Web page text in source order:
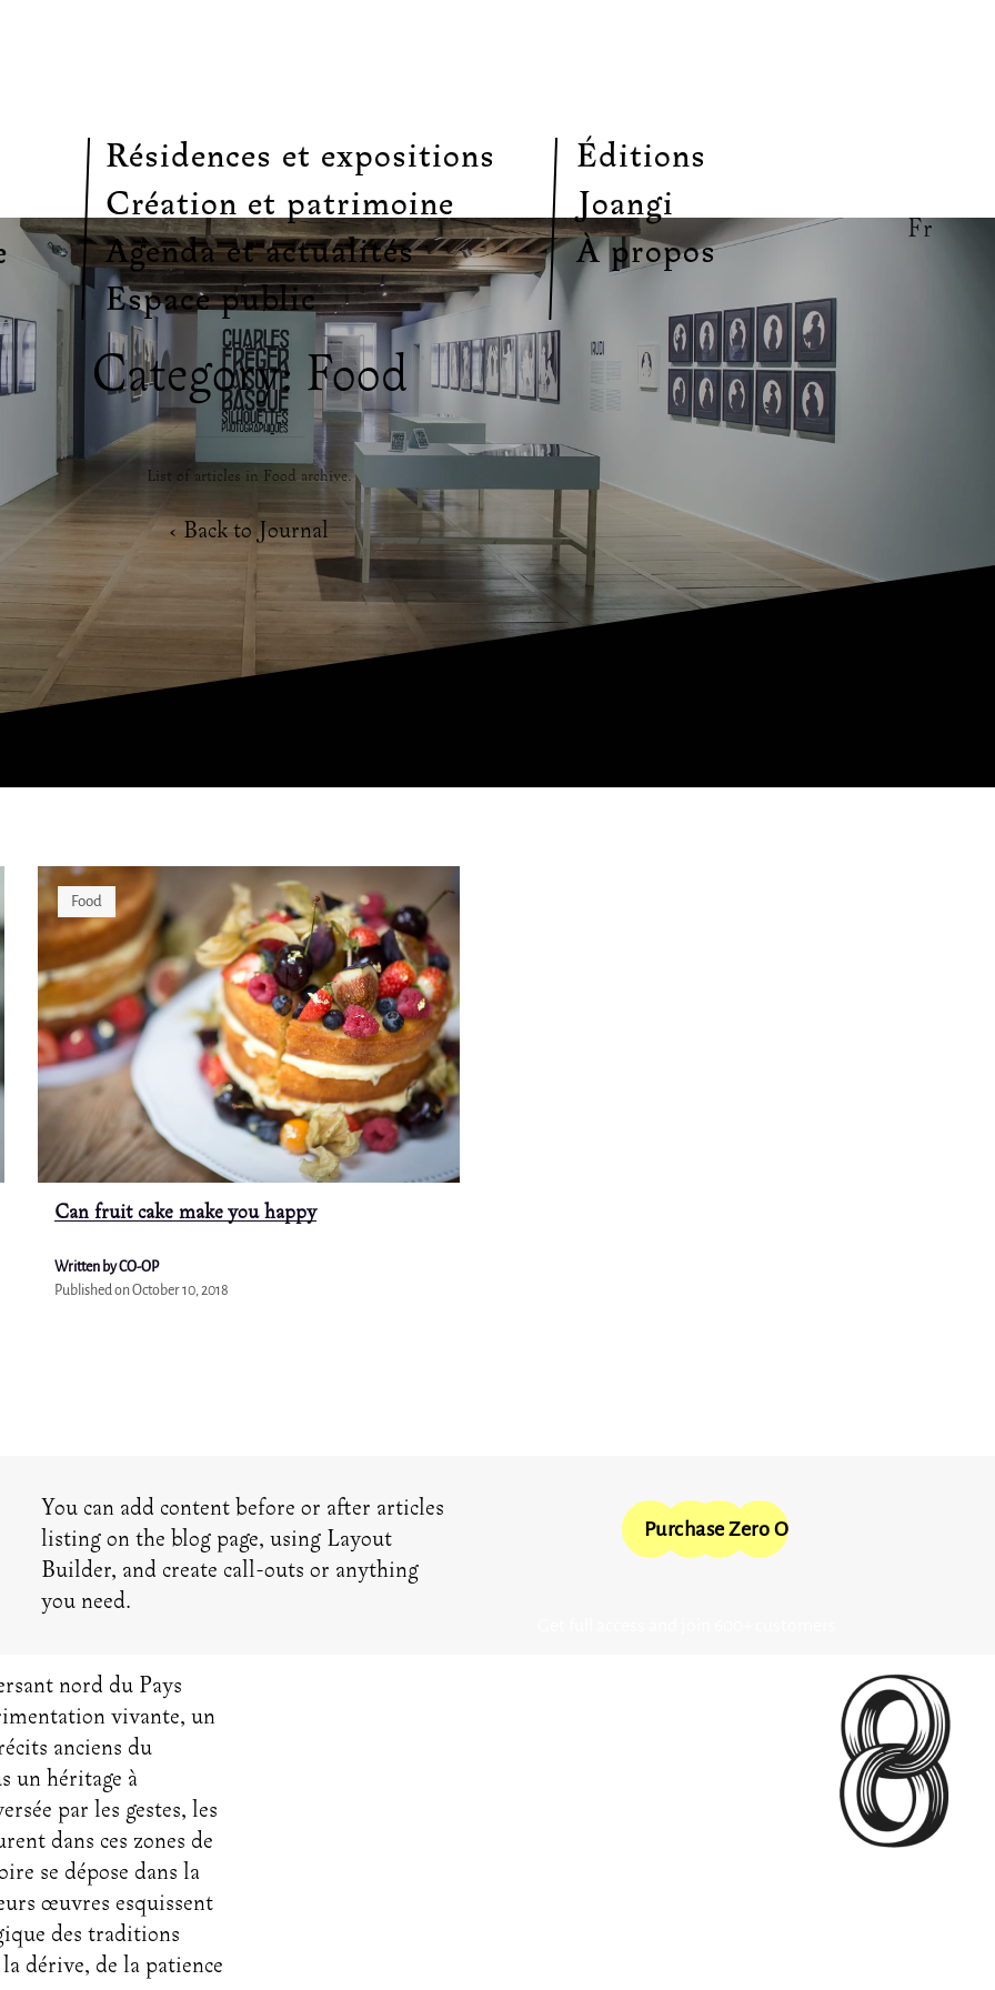
Résidences et expositions
Éditions
Création et patrimoine
Joangi
Agenda et actualités
À propos
Espace public
Fr
Category: Food
List of articles in Food archive.
‹ Back to Journal
Food
Can fruit cake make you happy
Written by CO-OP
Published onOctober 10, 2018
You can add content before or after articles
listing on the blog page, using Layout
Builder, and create call-outs or anything
you need.
Purchase Zero One
nord du Pays
vivante, un
anciens du
un héritage à
par les gestes, les
dans ces zones de
se dépose dans la
œuvres esquissent
des traditions
dérive, de la patience